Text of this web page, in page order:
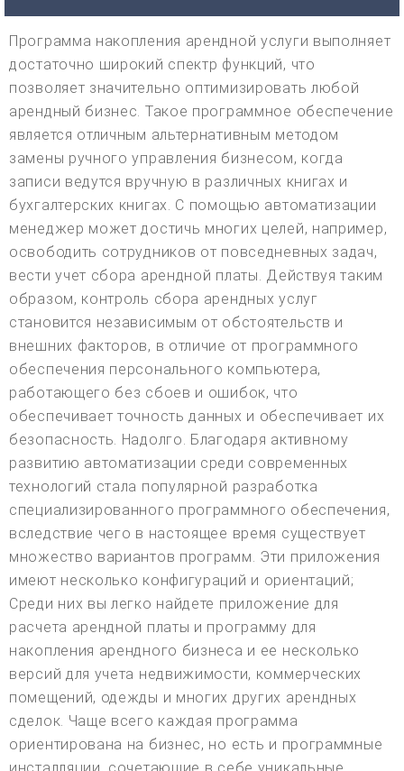
Программа накопления арендной услуги выполняет
достаточно широкий спектр функций, что
позволяет значительно оптимизировать любой
арендный бизнес. Такое программное обеспечение
является отличным альтернативным методом
замены ручного управления бизнесом, когда
записи ведутся вручную в различных книгах и
бухгалтерских книгах. С помощью автоматизации
менеджер может достичь многих целей, например,
освободить сотрудников от повседневных задач,
вести учет сбора арендной платы. Действуя таким
образом, контроль сбора арендных услуг
становится независимым от обстоятельств и
внешних факторов, в отличие от программного
обеспечения персонального компьютера,
работающего без сбоев и ошибок, что
обеспечивает точность данных и обеспечивает их
безопасность. Надолго. Благодаря активному
развитию автоматизации среди современных
технологий стала популярной разработка
специализированного программного обеспечения,
вследствие чего в настоящее время существует
множество вариантов программ. Эти приложения
имеют несколько конфигураций и ориентаций;
Среди них вы легко найдете приложение для
расчета арендной платы и программу для
накопления арендного бизнеса и ее несколько
версий для учета недвижимости, коммерческих
помещений, одежды и многих других арендных
сделок. Чаще всего каждая программа
ориентирована на бизнес, но есть и программные